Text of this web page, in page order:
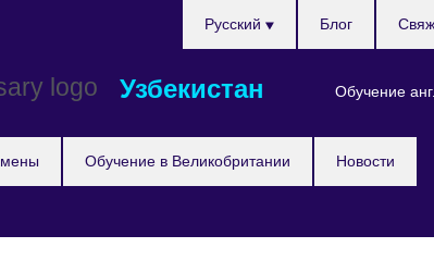
Узбекистан
Обучение в Великобритании Новости
your
Pусский
Обучение
Блог